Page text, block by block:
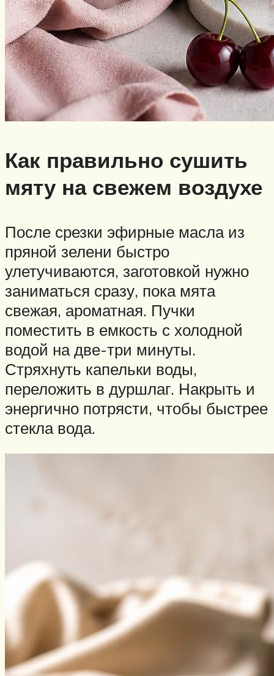
Как правильно сушить
мяту на свежем воздухе
После срезки эфирные масла из
пряной зелени быстро
улетучиваются, заготовкой нужно
заниматься сразу, пока мята
свежая, ароматная. Пучки
поместить в емкость с холодной
водой на две-три минуты.
Стряхнуть капельки воды,
переложить в дуршлаг. Накрыть и
энергично потрясти, чтобы быстрее
стекла вода.